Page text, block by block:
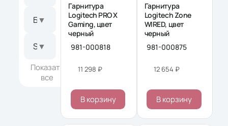
Бренд
▼
SoC (система на чипе)
▼
Показать
все
Гарнитура
Logitech PRO X
Gaming, цвет
черный
981-000818
11 298 ₽
В корзину
Гарнитура
Logitech Zone
WIRED, цвет
черный
981-000875
12 654 ₽
В корзину